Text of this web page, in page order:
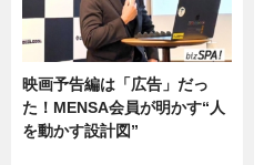
映画予告編は「広告」だっ
た！MENSA会員が明かす“人
を動かす設計図”